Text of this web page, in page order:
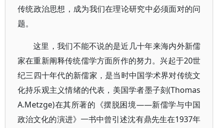
传统政治思想，成为我们在理论研究中必须面对的问
题。
这里，我们不能不说的是近几十年来海内外新儒
家在重新阐释传统儒学方面所作的努力。兴起于20世
纪三四十年代的新儒家，是当时中国学术界对传统文
化持乐观主义情绪的代表，美国学者墨子刻(Thomas
A.Metzge)在其所著的《摆脱困境——新儒学与中国
政治文化的演进》一书中曾引述沈有鼎先生在1937年